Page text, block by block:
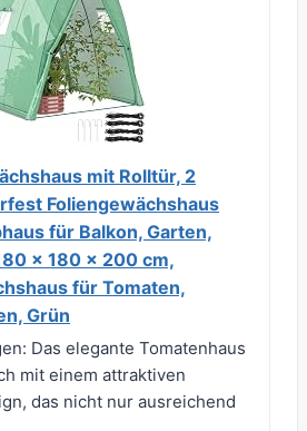
mit Rolltür, 2
Foliengewächshaus
für Balkon, Garten,
x 180 x 200 cm,
für Tomaten,
Grün
Das elegante Tomatenhaus
mit einem attraktiven
das nicht nur ausreichend